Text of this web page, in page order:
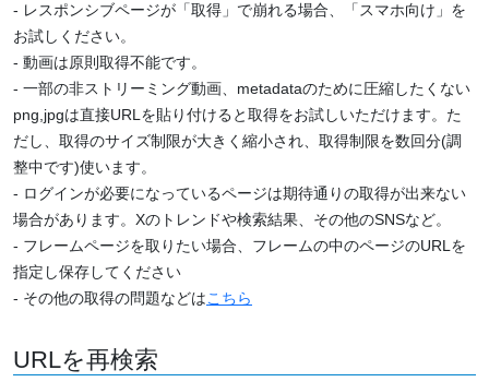
- レスポンシブページが「取得」で崩れる場合、「スマホ向け」を
お試しください。
- 動画は原則取得不能です。
- 一部の非ストリーミング動画、metadataのために圧縮したくない
png,jpgは直接URLを貼り付けると取得をお試しいただけます。た
だし、取得のサイズ制限が大きく縮小され、取得制限を数回分(調
整中です)使います。
- ログインが必要になっているページは期待通りの取得が出来ない
場合があります。Xのトレンドや検索結果、その他のSNSなど。
- フレームページを取りたい場合、フレームの中のページのURLを
指定し保存してください
- その他の取得の問題などはこちら
URLを再検索